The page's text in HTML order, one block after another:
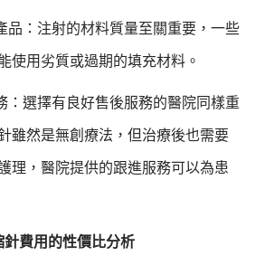
品：注射的材料質量至關重要，一些
使用劣質或過期的填充材料。
：選擇有良好售後服務的醫院同樣重
雖然是無創療法，但治療後也需要
理，醫院提供的跟進服務可以為患
針費用的性價比分析